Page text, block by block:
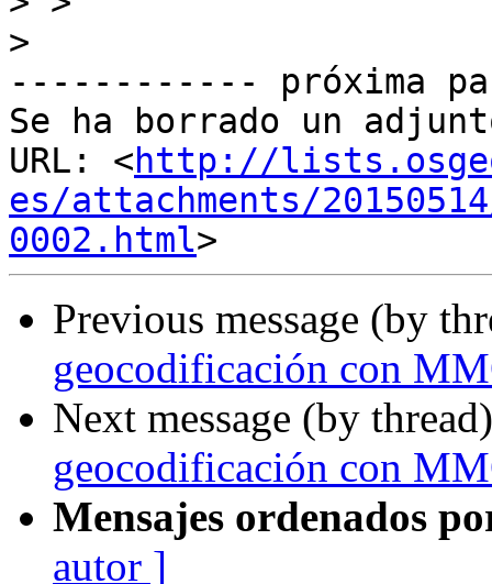
>
------------ próxima
Se ha borrado un
URL: <http://
es/attachments/
0002.html
Previous message (by
geocodificación con
Next message (by
geocodificación con
Mensajes ordenados
autor ]